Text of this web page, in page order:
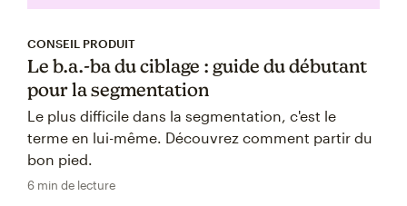
CONSEIL PRODUIT
Le b.a.-ba du ciblage : guide du débutant
pour la segmentation
Le plus difficile dans la segmentation, c'est le
terme en lui-même. Découvrez comment partir du
bon pied.
6 min de lecture